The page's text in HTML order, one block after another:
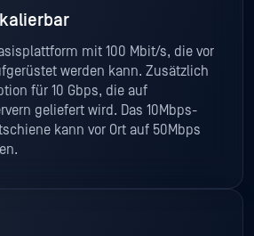
mit 100 Mbit/s, die vor
werden kann. Zusätzlich
für 10 Gbps, die auf
geliefert wird. Das 10Mbps-
kann vor Ort auf 50Mbps